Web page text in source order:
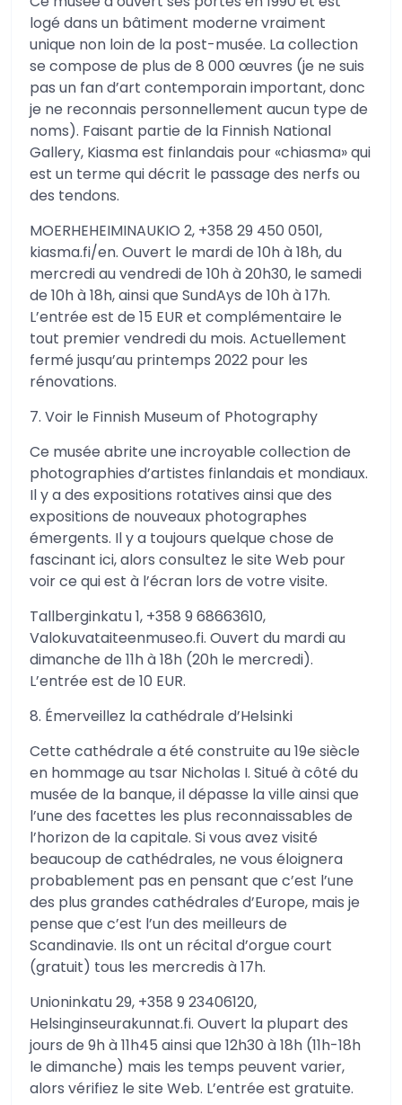
logé dans un bâtiment moderne vraiment
unique non loin de la post-musée. La collection
se compose de plus de 8 000 œuvres (je ne suis
pas un fan d’art contemporain important, donc
je ne reconnais personnellement aucun type de
noms). Faisant partie de la Finnish National
Gallery, Kiasma est finlandais pour «chiasma» qui
est un terme qui décrit le passage des nerfs ou
des tendons.
MOERHEHEIMINAUKIO 2, +358 29 450 0501,
kiasma.fi/en. Ouvert le mardi de 10h à 18h, du
mercredi au vendredi de 10h à 20h30, le samedi
de 10h à 18h, ainsi que SundAys de 10h à 17h.
L’entrée est de 15 EUR et complémentaire le
tout premier vendredi du mois. Actuellement
fermé jusqu’au printemps 2022 pour les
rénovations.
7. Voir le Finnish Museum of Photography
Ce musée abrite une incroyable collection de
photographies d’artistes finlandais et mondiaux.
Il y a des expositions rotatives ainsi que des
expositions de nouveaux photographes
émergents. Il y a toujours quelque chose de
fascinant ici, alors consultez le site Web pour
voir ce qui est à l’écran lors de votre visite.
Tallberginkatu 1, +358 9 68663610,
Valokuvataiteenmuseo.fi. Ouvert du mardi au
dimanche de 11h à 18h (20h le mercredi).
L’entrée est de 10 EUR.
8. Émerveillez la cathédrale d’Helsinki
Cette cathédrale a été construite au 19e siècle
en hommage au tsar Nicholas I. Situé à côté du
musée de la banque, il dépasse la ville ainsi que
l’une des facettes les plus reconnaissables de
l’horizon de la capitale. Si vous avez visité
beaucoup de cathédrales, ne vous éloignera
probablement pas en pensant que c’est l’une
des plus grandes cathédrales d’Europe, mais je
pense que c’est l’un des meilleurs de
Scandinavie. Ils ont un récital d’orgue court
(gratuit) tous les mercredis à 17h.
Unioninkatu 29, +358 9 23406120,
Helsinginseurakunnat.fi. Ouvert la plupart des
jours de 9h à 11h45 ainsi que 12h30 à 18h (11h-18h
le dimanche) mais les temps peuvent varier,
alors vérifiez le site Web. L’entrée est gratuite.